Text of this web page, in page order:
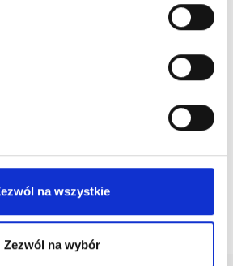
na wszystkie
Zezwól na wybór
ZOBACZ SZCZEGÓŁY
Palnik
nr kat.: